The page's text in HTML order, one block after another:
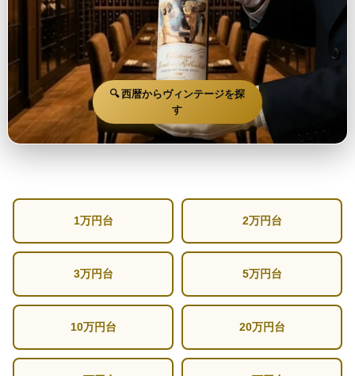
🔍 西暦からヴィンテージを探
す
1万円台 2万円台
3万円台 5万円台
10万円台 20万円台